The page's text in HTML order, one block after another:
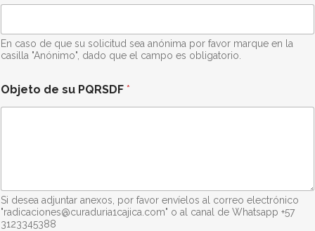
En caso de que su solicitud sea anónima por favor marque en la
casilla "Anónimo", dado que el campo es obligatorio.
Objeto de su PQRSDF *
Si desea adjuntar anexos, por favor envíelos al correo electrónico
"radicaciones@curaduria1cajica.com" o al canal de Whatsapp +57
3123345388